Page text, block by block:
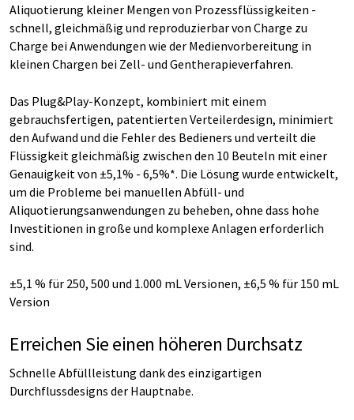
Aliquotierung kleiner Mengen von Prozessflüssigkeiten -
schnell, gleichmäßig und reproduzierbar von Charge zu
Charge bei Anwendungen wie der Medienvorbereitung in
kleinen Chargen bei Zell- und Gentherapieverfahren.
Das Plug&Play-Konzept, kombiniert mit einem
gebrauchsfertigen, patentierten Verteilerdesign, minimiert
den Aufwand und die Fehler des Bedieners und verteilt die
Flüssigkeit gleichmäßig zwischen den 10 Beuteln mit einer
Genauigkeit von ±5,1% - 6,5%*. Die Lösung wurde entwickelt,
um die Probleme bei manuellen Abfüll- und
Aliquotierungsanwendungen zu beheben, ohne dass hohe
Investitionen in große und komplexe Anlagen erforderlich
sind.
±5,1 % für 250, 500 und 1.000 mL Versionen, ±6,5 % für 150 mL
Version
Erreichen Sie einen höheren Durchsatz
Schnelle Abfüllleistung dank des einzigartigen
Durchflussdesigns der Hauptnabe.